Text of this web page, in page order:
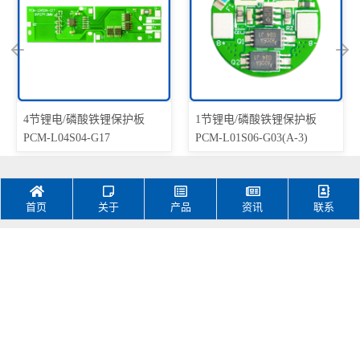
4节锂电/磷酸铁锂保护板
PCM-L04S04-G17
1节锂电/磷酸铁锂保护板
PCM-L01S06-G03(A-3)
首页 关于 产品 资讯 联系